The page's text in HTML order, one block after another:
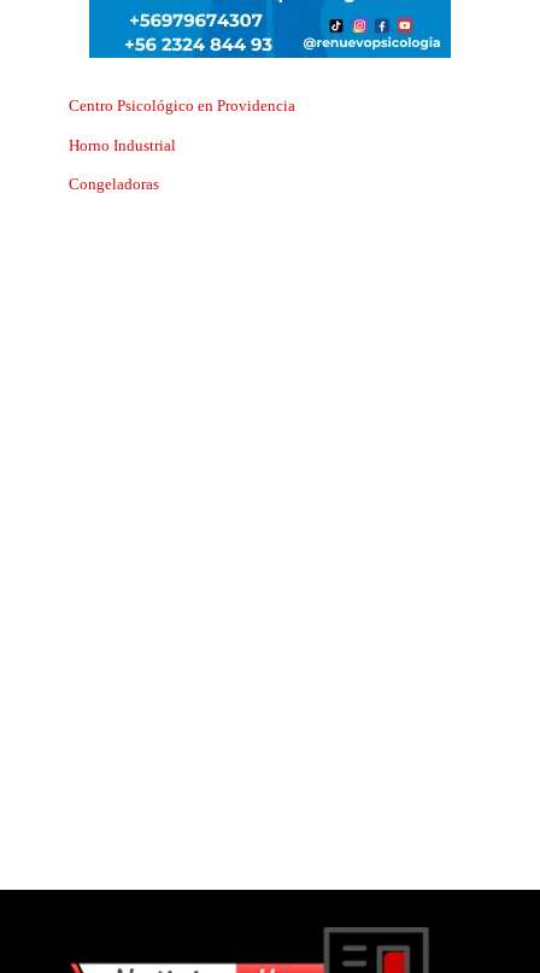
Centro Psicológico en Providencia
Horno Industrial
Congeladoras